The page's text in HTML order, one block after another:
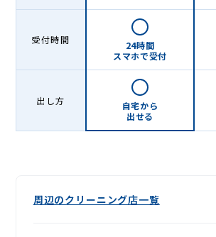
受付時間
24時間
スマホで受付
出し方
自宅から
出せる
周辺のクリーニング店一覧